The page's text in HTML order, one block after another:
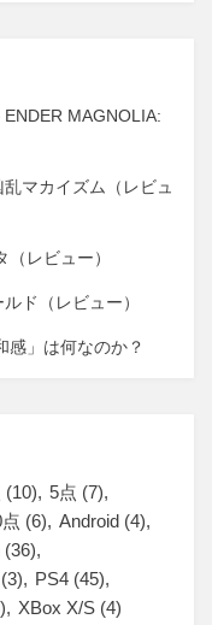
MAGNOLIA:
マカイズム（レビュ
レビュー）
ド（レビュー）
感」は何なのか？
(10) 5点 (7)
(6) Android (4)
(36)
(3) PS4 (45)
XBox X/S (4)